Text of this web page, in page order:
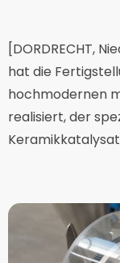
[DORDRECHT,
hat die
hochmodernen
realisiert, der